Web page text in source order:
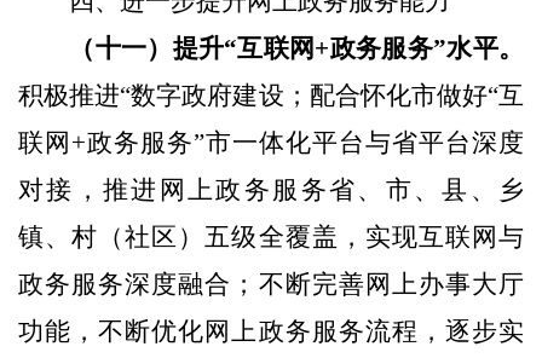
（十一）提升“互联网+政务服务”水平。
积极推进“数字政府建设；配合怀化市做好“互
联网 +政务服务”市一体化平台与省平台深度
对接，推进网上政务服务省、市、县、乡
镇、村（社区）五级全覆盖，实现互联网与
政务服务深度融合；不断完善网上办事大厅
功能，不断优化网上政务服务流程，逐步实